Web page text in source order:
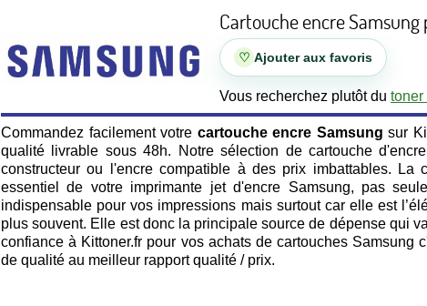
Cartouche encre
♡ Ajouter aux favoris
Vous recherchez plutôt du toner
Commandez facilement votre cartouche encre Samsung sur
qualité livrable sous 48h. Notre sélection de cartouche
constructeur ou l'encre compatible à des prix imbattables. La
essentiel de votre imprimante jet d'encre Samsung, pas
indispensable pour vos impressions mais surtout car elle est
plus souvent. Elle est donc la principale source de dépense qui
confiance à Kittoner.fr pour vos achats de cartouches Samsung
de qualité au meilleur rapport qualité / prix.